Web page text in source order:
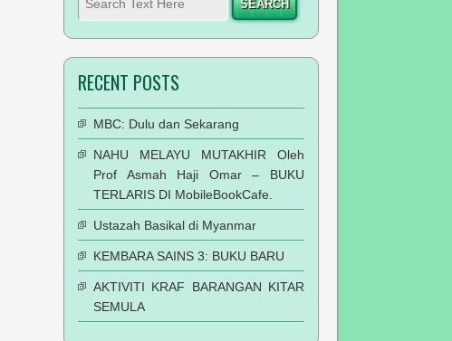
RECENT POSTS
MBC: Dulu dan Sekarang
NAHU MELAYU MUTAKHIR Oleh
Prof Asmah Haji Omar – BUKU
TERLARIS DI MobileBookCafe.
Ustazah Basikal di Myanmar
KEMBARA SAINS 3: BUKU BARU
AKTIVITI KRAF BARANGAN KITAR
SEMULA